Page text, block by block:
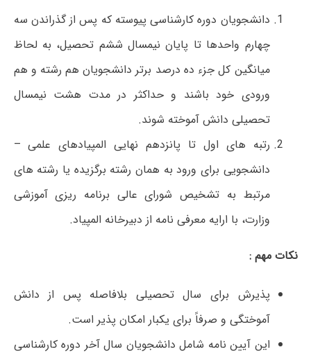
دانشجویان دوره کارشناسی پیوسته که پس از گذراندن سه
چهارم واحدها تا پایان نیمسال ششم تحصیل، به لحاظ
میانگین کل جزء ده درصد برتر دانشجویان هم رشته و هم
ورودی خود باشند و حداکثر در مدت هشت نیمسال
تحصیلی دانش آموخته شوند.
رتبه های اول تا پانزدهم نهایی المپیادهای علمی –
دانشجویی برای ورود به همان رشته برگزیده یا رشته های
مرتبط به تشخیص شورای عالی برنامه ریزی آموزشی
وزارت، با ارایه معرفی نامه از دبیرخانه المپیاد.
نکات مهم :
پذیرش برای سال تحصیلی بلافاصله پس از دانش
آموختگی و صرفاً برای یکبار امکان پذیر است.
این آیین نامه شامل دانشجویان سال آخر دوره کارشناسی